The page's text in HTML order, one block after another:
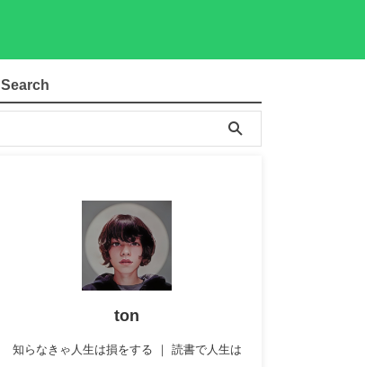
Search
ton
知らなきゃ人生は損をする ｜ 読書で人生は